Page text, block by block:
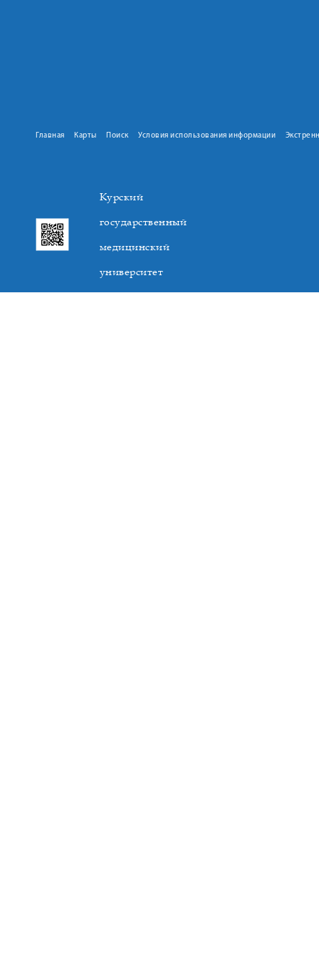
Главная Карты Поиск Условия использования информации
Курский
государственный
медицинский
университет